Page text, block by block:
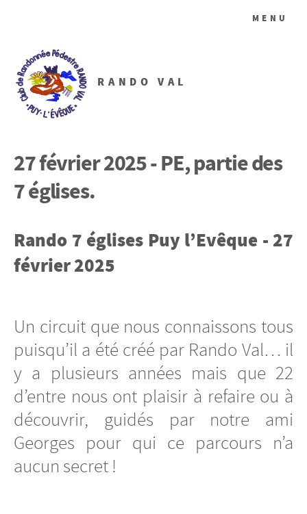
RANDO VAL
MENU
27 février 2025 - PE, partie des
7 églises.
Rando 7 églises Puy l’Evêque - 27
février 2025
Un circuit que nous connaissons tous
puisqu’il a été créé par Rando Val… il
y a plusieurs années mais que 22
d’entre nous ont plaisir à refaire ou à
découvrir, guidés par notre ami
Georges pour qui ce parcours n’a
aucun secret !